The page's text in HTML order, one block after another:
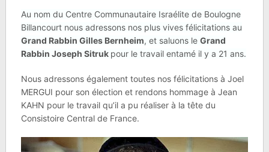
Au nom du Centre Communautaire Israélite de Boulogne
Billancourt nous adressons nos plus vives félicitations au
Grand Rabbin Gilles Bernheim, et saluons le Grand
Rabbin Joseph Sitruk pour le travail entamé il y a 21 ans.
Nous adressons également toutes nos félicitations à Joel
MERGUI pour son élection et rendons hommage à Jean
KAHN pour le travail qu’il a pu réaliser à la tête du
Consistoire Central de France.